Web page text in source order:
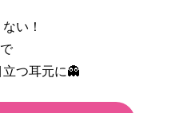
い！
つ耳元に👻